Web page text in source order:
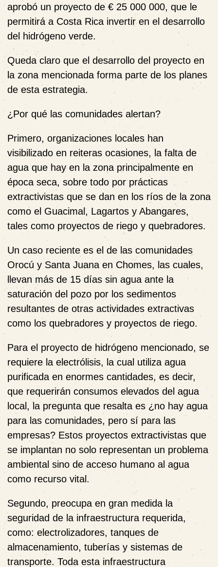
aprobó un proyecto de € 25 000 000, que le
permitirá a Costa Rica invertir en el desarrollo
del hidrógeno verde.
Queda claro que el desarrollo del proyecto en
la zona mencionada forma parte de los planes
de esta estrategia.
¿Por qué las comunidades alertan?
Primero, organizaciones locales han
visibilizado en reiteras ocasiones, la falta de
agua que hay en la zona principalmente en
época seca, sobre todo por prácticas
extractivistas que se dan en los ríos de la zona
como el Guacimal, Lagartos y Abangares,
tales como proyectos de riego y quebradores.
Un caso reciente es el de las comunidades
Orocú y Santa Juana en Chomes, las cuales,
llevan más de 15 días sin agua ante la
saturación del pozo por los sedimentos
resultantes de otras actividades extractivas
como los quebradores y proyectos de riego.
Para el proyecto de hidrógeno mencionado, se
requiere la electrólisis, la cual utiliza agua
purificada en enormes cantidades, es decir,
que requerirán consumos elevados del agua
local, la pregunta que resalta es ¿no hay agua
para las comunidades, pero sí para las
empresas? Estos proyectos extractivistas que
se implantan no solo representan un problema
ambiental sino de acceso humano al agua
como recurso vital .
Segundo, preocupa en gran medida la
seguridad de la infraestructura requerida,
como: electrolizadores, tanques de
almacenamiento, tuberías y sistemas de
transporte. Toda esta infraestructura